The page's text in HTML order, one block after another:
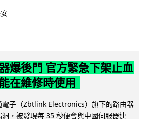
爆後門 官方緊急下架止血
在維修時使用
電子（Zbtlink Electronics）旗下的路由器
，被發現每 35 秒便會與中國伺服器連